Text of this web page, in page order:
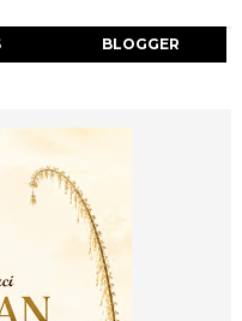
BLOGGER